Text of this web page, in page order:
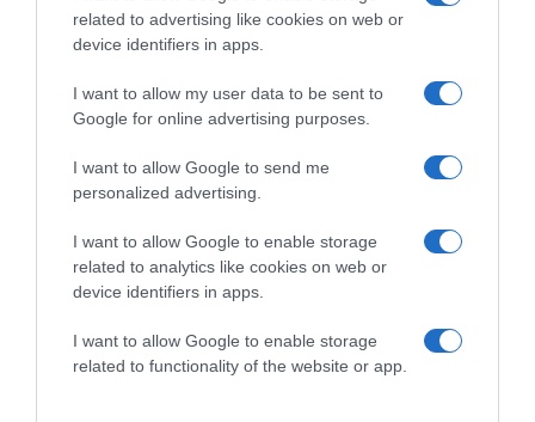
related to advertising like cookies on web or
device identifiers in apps.
I want to allow my user data to be sent to
Google for online advertising purposes.
I want to allow Google to send me
personalized advertising.
I want to allow Google to enable storage
related to analytics like cookies on web or
device identifiers in apps.
I want to allow Google to enable storage
related to functionality of the website or app.
párkapcsolatodért!
szeretnek időt és energiát fektetni abba, hogy
alkossanak valamit, hogy fejlődjenek, hogy építsenek.
bizalom és a kitartás. Mielőtt szakítanál a pároddal és egy
újabb kapcsolatba keverednél, gondold meg jól, hogyan
párkapcsolatod minden problémától mentes lesz. Mielőtt
mindent eldobnál, előbb mérlegeld, hogy nem-e létezik
még egy kis remény arra, hogy megmentsd a
megbánni egyszer azt, hogy feladtál valamit akkor,
amikor nem kellett volna.